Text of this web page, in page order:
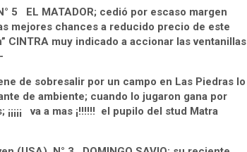
5 EL MATADOR; cedió por escaso margen
mejores chances a reducido precio de este
CINTRA muy indicado a accionar las ventanillas
de sobresalir por un campo en Las Piedras lo
de ambiente; cuando lo jugaron gana por
va a mas ¡!!!!!! el pupilo del stud Matra